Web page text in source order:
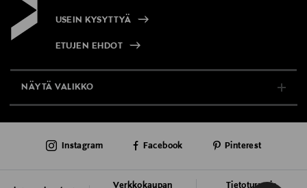
USEIN KYSYTTYÄ
ETUJEN EHDOT
NÄYTÄ VALIKKO
AJANKOHTAISTA
Verkkokaupan Tietoturva ja
Instagram Facebook Pinterest